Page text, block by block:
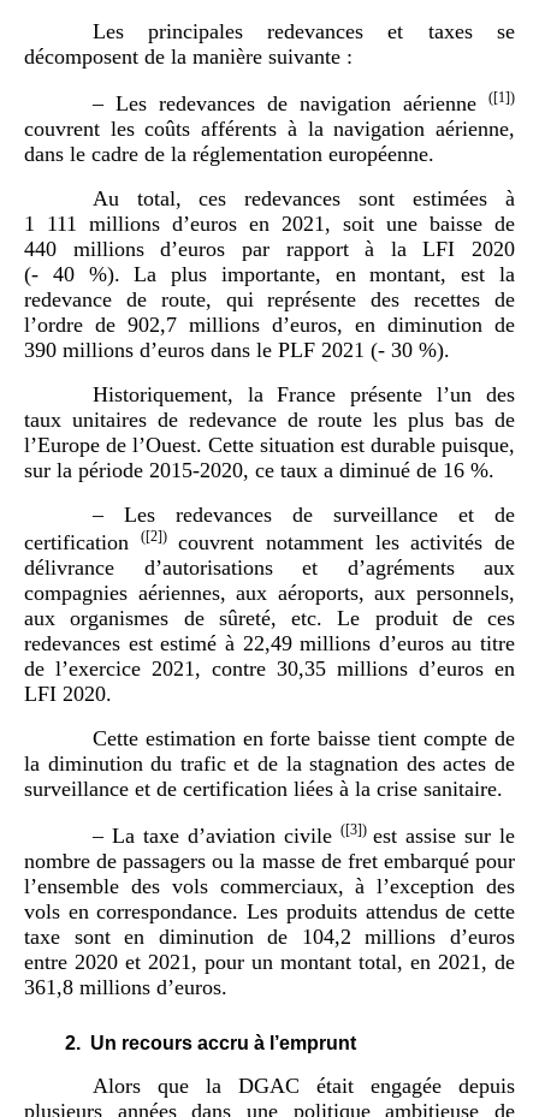
Les principales redevances et taxes se
décomposent de la manière suivante :
– Les redevances de navigation aérienne
([1])
couvrent les coûts afférents à la navigation aérienne,
dans le cadre de la réglementation européenne.
Au total, ces redevances sont estimées à
1 111 millions d’euros en 2021, soit une baisse de
440 millions d’euros par rapport à la LFI 2020
(- 40 %). La plus importante, en montant, est la
redevance de route, qui représente des recettes de
l’ordre de 902,7 millions d’euros, en diminution de
390 millions d’euros dans le PLF 2021 (- 30 %).
Historiquement, la France présente l’un des
taux unitaires de redevance de route les plus bas de
l’Europe de l’Ouest. Cette situation est durable puisque,
sur la période 2015-2020, ce taux a diminué de 16 %.
– Les redevances de surveillance et de
certification
([2])couvrent notamment les activités de
délivrance d’autorisations et d’agréments aux
compagnies aériennes, aux aéroports, aux personnels,
aux organismes de sûreté, etc. Le produit de ces
redevances est estimé à 22,49 millions d’euros au titre
de l’exercice 2021, contre 30,35 millions d’euros en
LFI 2020.
Cette estimation en forte baisse tient compte de
la diminution du trafic et de la stagnation des actes de
surveillance et de certification liées à la crise sanitaire.
– La taxe d’aviation civile ([3]) est assise sur le
nombre de passagers ou la masse de fret embarqué pour
l’ensemble des vols commerciaux, à l’exception des
vols en correspondance. Les produits attendus de cette
taxe sont en diminution de 104,2 millions d’euros
entre 2020 et 2021, pour un montant total, en 2021, de
361,8 millions d’euros.
2. Un recours accru à l’emprunt
Alors que la DGAC était engagée depuis
plusieurs années dans une politique ambitieuse de